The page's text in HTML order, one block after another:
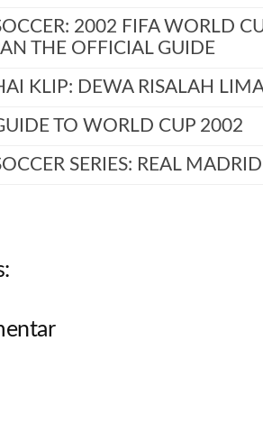
2002 FIFA WORLD
THE OFFICIAL GUIDE
KLIP: DEWA RISALAH
TO WORLD CUP 2002
SERIES: REAL MADRID